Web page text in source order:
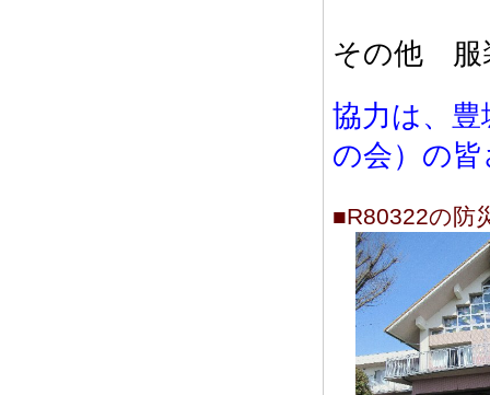
その他 服
協力は、豊
の会）の
■R80322の防